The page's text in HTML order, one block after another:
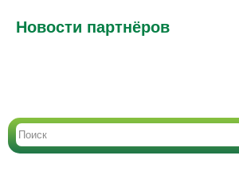
Новости партнёров